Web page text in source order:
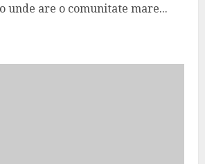
unde are o comunitate mare...